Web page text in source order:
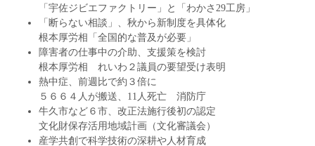
「宇佐ジビエファクトリー」と「わかさ29工房」
「断らない相談」、秋から新制度を具体化
根本厚労相「全国的な普及が必要」
障害者の仕事中の介助、支援策を検討
根本厚労相 れいわ２議員の要望受け表明
熱中症、前週比で約３倍に
５６６４人が搬送、11人死亡 消防庁
牛久市など６市、改正法施行後初の認定
文化財保存活用地域計画（文化審議会）
産学共創で科学技術の深耕や人材育成